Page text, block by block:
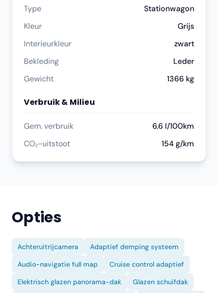
Type
Stationwagon
Kleur
Grijs
Interieurkleur
zwart
Bekleding
Leder
Gewicht
1366 kg
Verbruik & Milieu
Gem. verbruik
6.6 l/100km
CO₂-uitstoot
154 g/km
Opties
Achteruitrijcamera
Adaptief demping systeem
Audio-navigatie full map
Cruise control adaptief
Elektrisch glazen panorama-dak
Glazen schuifdak